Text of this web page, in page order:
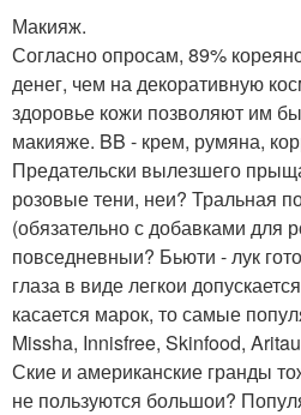
Макияж.
Согласно опросам, 89%
денег, чем на декоративную
здоровье кожи позволяют им
макияже. BB - крем, румяна,
Предательски вылезшего
розовые тени, неи? Тральная
(обязательно с добавками для
повседневныи? Бьюти - лук
глаза в виде легкои
касается марок, то самые
Missha, Innisfree, Skinfood,
Ские и американские гранды
не пользуются большои?